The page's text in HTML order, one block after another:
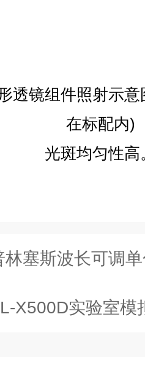
透镜组件照射示
在标配内)
光斑均匀性高
林塞斯波长可调
X500D实验室模